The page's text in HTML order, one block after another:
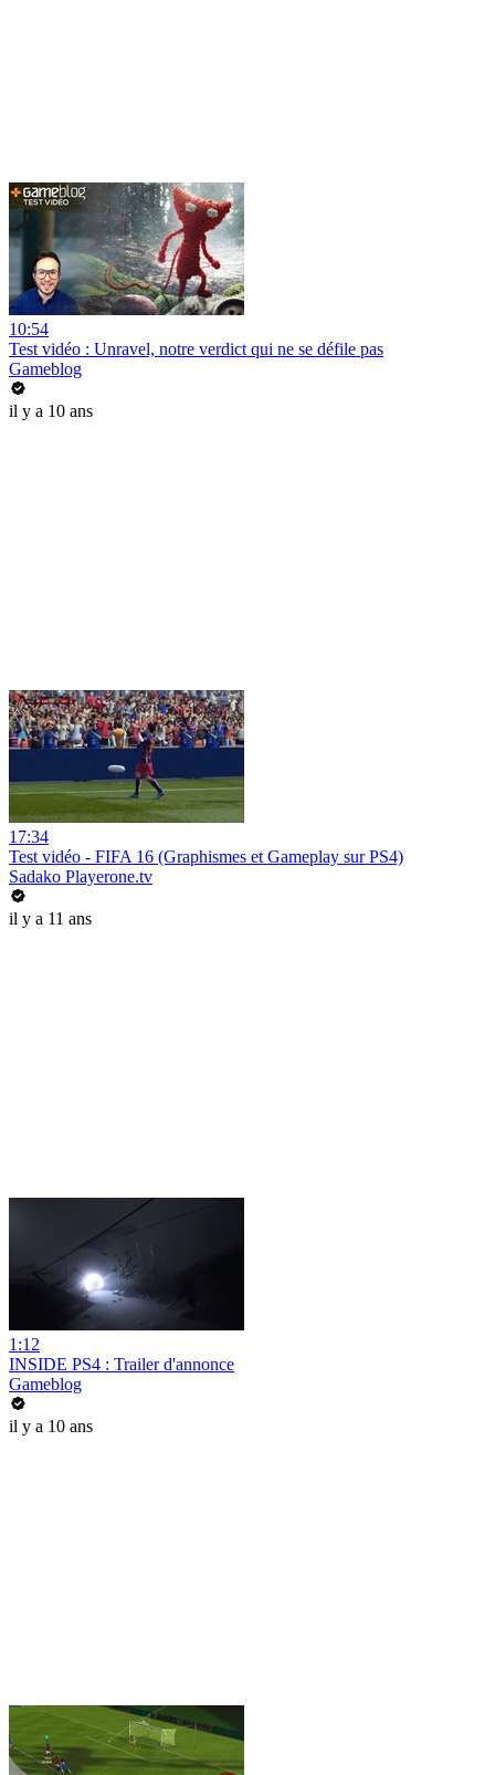
10:54
Test vidéo : Unravel, notre verdict qui ne se défile pas
Gameblog
il y a 10 ans
17:34
Test vidéo - FIFA 16 (Graphismes et Gameplay sur PS4)
Sadako Playerone.tv
il y a 11 ans
1:12
INSIDE PS4 : Trailer d'annonce
Gameblog
il y a 10 ans